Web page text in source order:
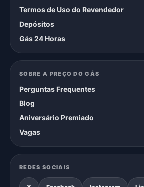
Termos de Uso do Revendedor
Depósitos
Gás 24 Horas
SOBRE A PREÇO DO GÁS
Perguntas Frequentes
Blog
Aniversário Premiado
Vagas
REDES SOCIAIS